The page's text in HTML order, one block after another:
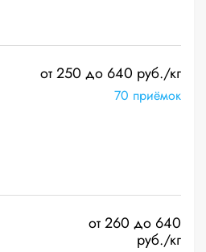
от 250 до 640 руб./кг
70 приёмок
от 260 до 640
руб./кг